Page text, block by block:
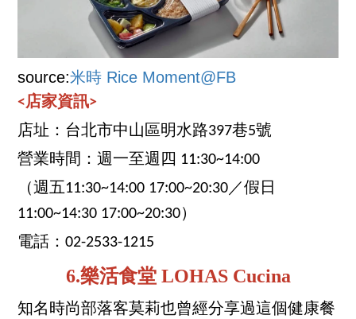
source:米時 Rice Moment@FB
<店家資訊>
店址：台北市中山區明水路397巷5號
營業時間：週一至週四 11:30~14:00
（週五11:30~14:00 17:00~20:30／假日
11:00~14:30 17:00~20:30）
電話：02-2533-1215
6.樂活食堂 LOHAS Cucina
知名時尚部落客莫莉也曾經分享過這個健康餐